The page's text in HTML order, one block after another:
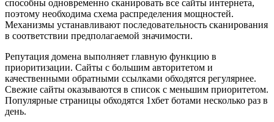
способны одновременно сканировать все сайты интернета,
поэтому необходима схема распределения мощностей.
Механизмы устанавливают последовательность сканирования
в соответствии предполагаемой значимости.
Репутация домена выполняет главную функцию в
приоритизации. Сайты с большим авторитетом и
качественными обратными ссылками обходятся регулярнее.
Свежие сайты оказываются в список с меньшим приоритетом.
Популярные страницы обходятся 1хбет ботами несколько раз в
день.